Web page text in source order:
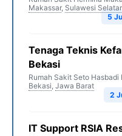
Makassar, Sulawesi
5
Tenaga Teknis
Bekasi
Rumah Sakit Seto Hasbadi
Bekasi, Jawa Barat
2
IT Support RSIA